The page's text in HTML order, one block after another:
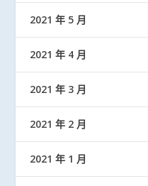
2021 年 5 月
2021 年 4 月
2021 年 3 月
2021 年 2 月
2021 年 1 月